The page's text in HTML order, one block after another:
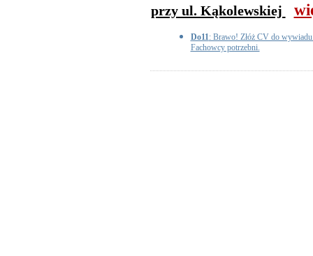
przy ul. Kąkolewskiej
Do11: Brawo! Złóż CV do
Fachowcy potrzebni.